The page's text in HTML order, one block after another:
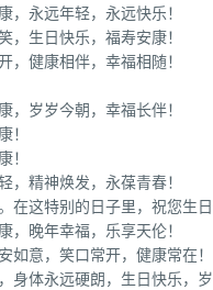
永远年轻，永远快乐！
生日快乐，福寿安康！
健康相伴，幸福相随！
岁岁今朝，幸福长伴！
精神焕发，永葆青春！
这特别的日子里，祝您生日
晚年幸福，乐享天伦！
意，笑口常开，健康常在！
体永远硬朗，生日快乐，岁